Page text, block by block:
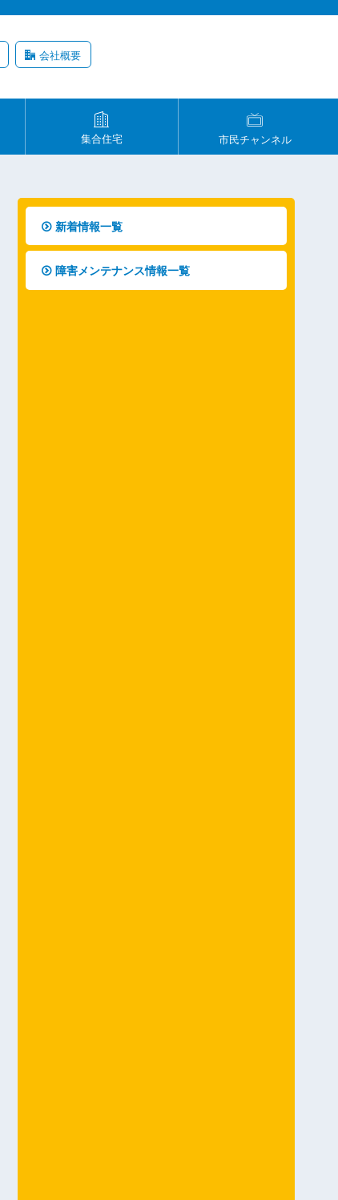
会社概要
集合住宅 市民チャンネル
新着情報一覧
障害メンテナンス情報一覧